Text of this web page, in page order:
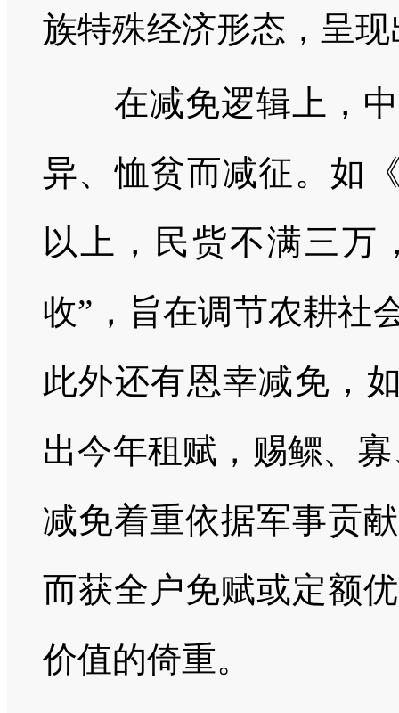
族特殊经济形态，呈
在减免逻辑上，中
异、恤贫而减征。如
以上，民赀不满三万
收”，旨在调节农耕社
此外还有恩幸减免，
出今年租赋，赐鳏、
减免着重依据军事贡
而获全户免赋或定额
价值的倚重。